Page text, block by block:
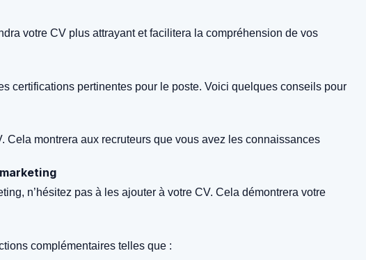
votre CV plus attrayant et facilitera la compréhension de vos
certifications pertinentes pour le poste. Voici quelques conseils pour
Cela montrera aux recruteurs que vous avez les connaissances
n’hésitez pas à les ajouter à votre CV. Cela démontrera votre
complémentaires telles que :